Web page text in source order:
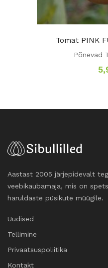
Tomat PINK
Põnevad
Aastast 2005 järjepidevalt
veebikaubamaja, mis on
haruldaste püsikute müügile.
Uudised
Tellimine
Privaatsuspoliitika
Kontakt